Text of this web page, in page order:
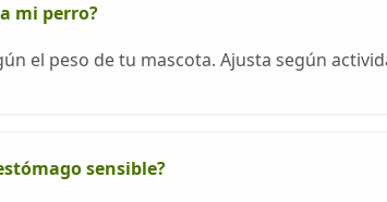
mi perro?
el peso de tu mascota. Ajusta según
sensible?